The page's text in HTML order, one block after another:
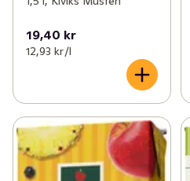
19,40 kr
12,93 kr /l